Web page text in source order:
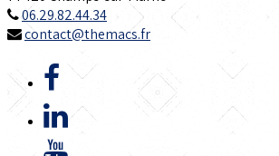
06.29.82.44.34
contact@themacs.fr